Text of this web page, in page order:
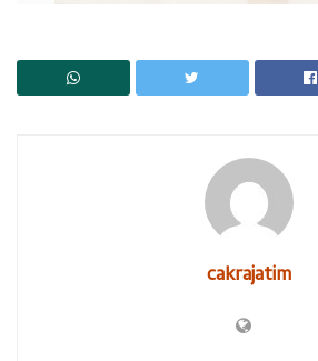
Bupati Muhdlor dan Bos Maspion, Alim Markus foto
Frontage Gedangan, merelakan aset
untuk kepentingan pembangunan
luas lahan yang dihibahkan ke pemkab
Ada 6 perusahaan yang menghibahkan
Sidoarjo. Perusahaan itu yakni PT.
cakrajatim